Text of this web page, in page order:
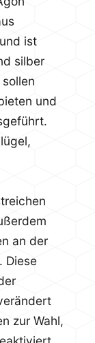
ist
silber
und
an der
Diese
zur Wahl,